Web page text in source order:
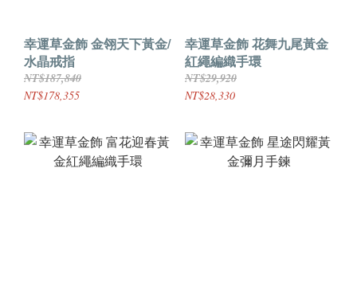
幸運草金飾 金翎天下黃金/
水晶戒指
NT$187,840
NT$178,355
幸運草金飾 花舞九尾黃金
紅繩編織手環
NT$29,920
NT$28,330